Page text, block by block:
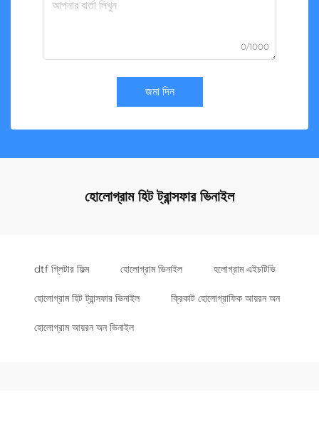
0/1000
জমা দিন
হোলোগ্রাম হিট ট্রান্সফার ভিনাইল
dtf গ্লিটার ফিল্ম হোলোগ্রাম ভিনাইল হলোগ্রাম এইচটিভি
হোলোগ্রাম হিট ট্রান্সফার ভিনাইল ক্রিকাট হোলোগ্রাফিক আয়রন অন
হোলোগ্রাম আয়রন অন ভিনাইল